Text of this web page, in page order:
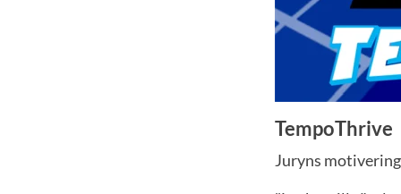
TempoThrive
Juryns